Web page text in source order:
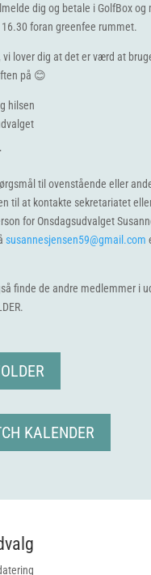
dig og betale i GolfBox og
foran greenfee rummet.
vi lover dig at det er værd at
på 😊
hilsen
til ovenstående eller
til at kontakte sekretariatet
for Onsdagsudvalget
susannesjensen59@gmail.com
finde de andre medlemmer i
KALENDER